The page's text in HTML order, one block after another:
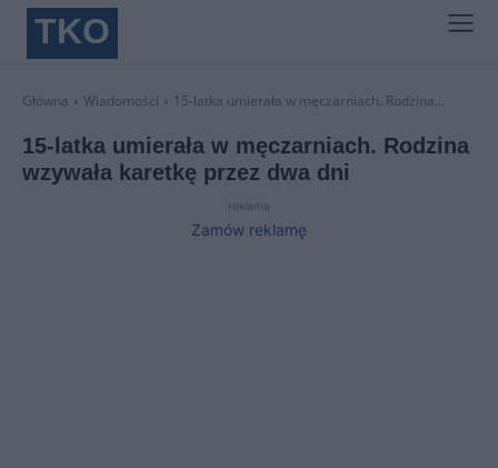
TKO
Główna Wiadomości 15-latka umierała w męczarniach. Rodzina...
15-latka umierała w męczarniach. Rodzina
wzywała karetkę przez dwa dni
reklama
Zamów reklamę